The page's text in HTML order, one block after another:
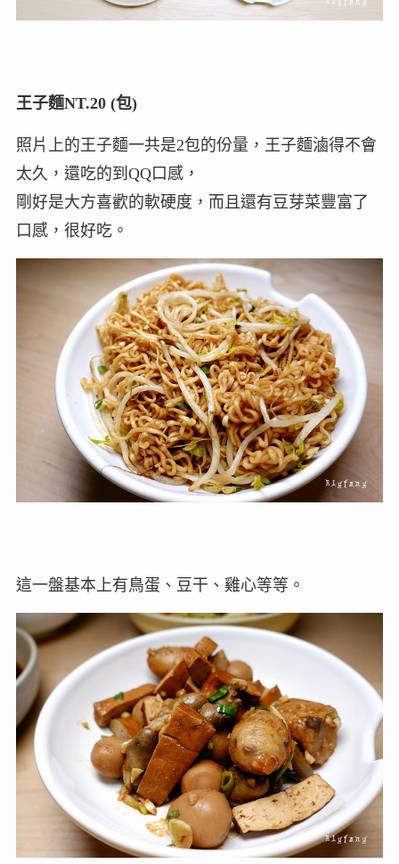
王子麵NT.20 (包)
照片上的王子麵一共是2包的份量，王子麵滷得不會
太久，還吃的到QQ口感，
剛好是大方喜歡的軟硬度，而且還有豆芽菜豐富了
口感，很好吃。
這一盤基本上有鳥蛋、豆干、雞心等等。